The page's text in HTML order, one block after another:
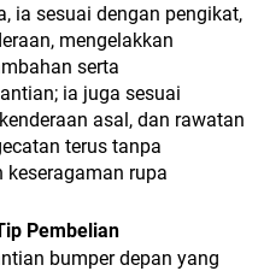
ia sesuai dengan pengikat,
mengelakkan
serta
ia juga sesuai
asal, dan rawatan
terus tanpa
keseragaman rupa
Pembelian
bumper depan yang